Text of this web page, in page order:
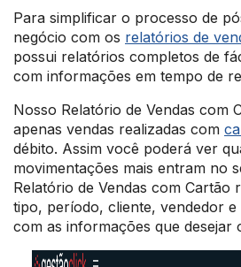
Para simplificar o processo de
negócio com os relatórios de
possui relatórios completos de
com informações em tempo de
Nosso Relatório de Vendas com
apenas vendas realizadas com
débito. Assim você poderá ver
movimentações mais entram no
Relatório de Vendas com Cartão
tipo, período, cliente, vendedor
com as informações que desejar